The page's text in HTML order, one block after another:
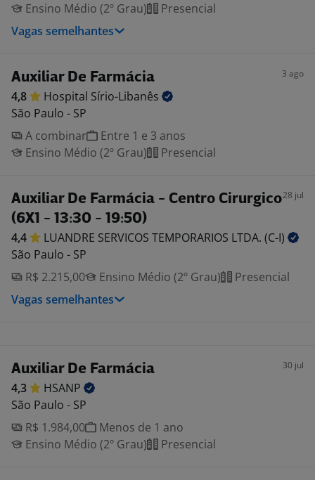
Ensino Médio (2º Grau)
Presencial
Vagas semelhantes
Auxiliar De Farmácia 3 ago
4,8 Hospital Sírio-Libanês
São Paulo - SP
A combinar
Entre 1 e 3 anos
Ensino Médio (2º Grau)
Presencial
Auxiliar De Farmácia - Centro Cirurgico
(6X1 - 13:30 - 19:50)
28 jul
4,4 LUANDRE SERVICOS TEMPORARIOS LTDA. (C-I)
São Paulo - SP
R$ 2.215,00
Ensino Médio (2º Grau)
Presencial
Vagas semelhantes
Auxiliar De Farmácia 30 jul
4,3
HSANP
São Paulo - SP
R$ 1.984,00
Menos de 1 ano
Ensino Médio (2º Grau)
Presencial